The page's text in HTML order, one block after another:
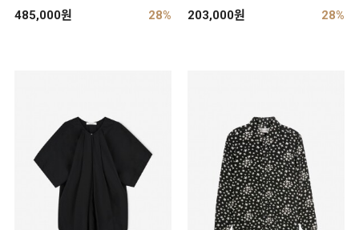
485,000원 28% 203,000원 28%